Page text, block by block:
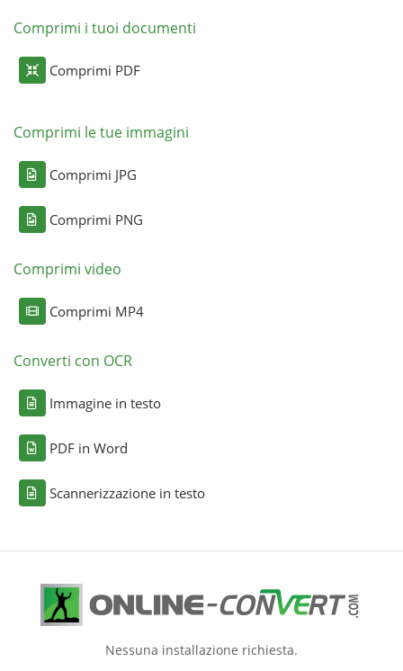
Comprimi i tuoi documenti
Comprimi PDF
Comprimi le tue immagini
Comprimi JPG
Comprimi PNG
Comprimi video
Comprimi MP4
Converti con OCR
Immagine in testo
PDF in Word
Scannerizzazione in testo
Nessuna installazione richiesta.